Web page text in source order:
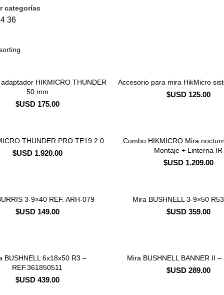
categorías
36
CONSULTAR STOCK
HIKMICRO THUNDER
50 mm
$USD 175.00
CONSULTAR STOCK
Accesorio para mira HikMicro
$USD 125.00
CONSULTAR STOCK
THUNDER PRO TE19 2.0
$USD 1.920.00
CONSULTAR STOCK
Combo HIKMICRO Mira
Montaje + Linterna IR
$USD 1.209.00
CONSULTAR STOCK
3-9×40 REF. ARH-079
$USD 149.00
CONSULTAR STOCK
Mira BUSHNELL 3-9×50
$USD 359.00
CONSULTAR STOCK
BUSHNELL 6x18x50 R3 –
REF.361850511
$USD 439.00
CONSULTAR STOCK
Mira BUSHNELL BANNER II
$USD 289.00